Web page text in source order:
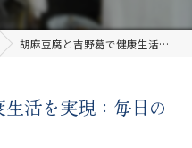
胡麻豆腐と吉野葛で健康生活を実現：毎日の食事に取り入れる方法
活を実現：毎日の